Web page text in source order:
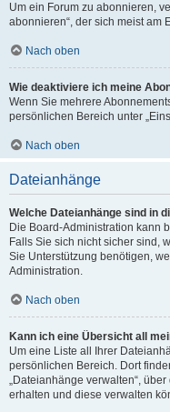
Um ein Forum zu abonnieren,
abonnieren“, der sich meist am
Nach oben
Wie deaktiviere ich meine
Wenn Sie mehrere
persönlichen Bereich unter
Nach oben
Dateianhänge
Welche Dateianhänge sind in
Die Board-Administration kann
Falls Sie sich nicht sicher sind,
Sie Unterstützung benötigen,
Administration.
Nach oben
Kann ich eine Übersicht all
Um eine Liste all Ihrer
persönlichen Bereich. Dort
„Dateianhänge verwalten“,
erhalten und diese verwalten